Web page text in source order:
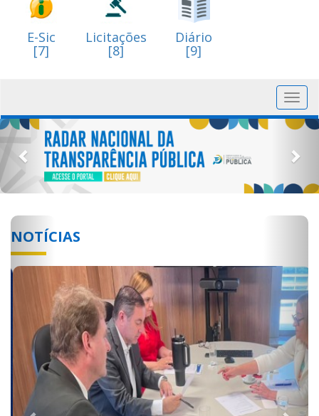
E-Sic
[7]
Licitações
[8]
Diário
[9]
Previous
NOTÍCIAS
Previous Next